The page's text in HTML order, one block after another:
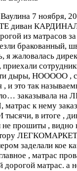
7 ноября,
диван КАРДИНАЛ,
из матрасов
бракованный,
я жаловалась
дыры, НООООО ,
, и это так
заказывала
к нему
тысячи, в итоге ,
прошиты , видно
заделали кое
, матрас
матрас. а